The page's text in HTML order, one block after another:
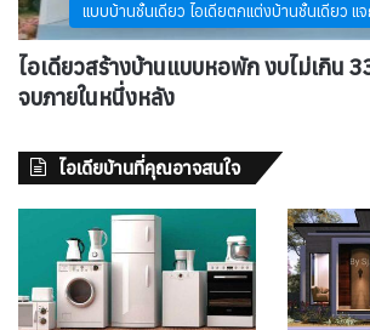
แบบบ้านชั้นเดียว ไอเดียตกแต่งบ้านชั้นเดียว แ
ไอเดียวสร้างบ้านแบบหอพัก งบไม่เกิน
จบภายในหนึ่งหลัง
ไอเดียบ้านที่คุณอาจสนใจ